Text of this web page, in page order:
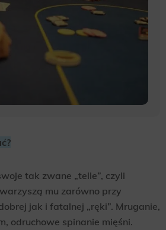
tak zwane „telle”, czyli
mu zarówno przy
jak i fatalnej „ręki”. Mruganie,
odruchowe spinanie mięśni.